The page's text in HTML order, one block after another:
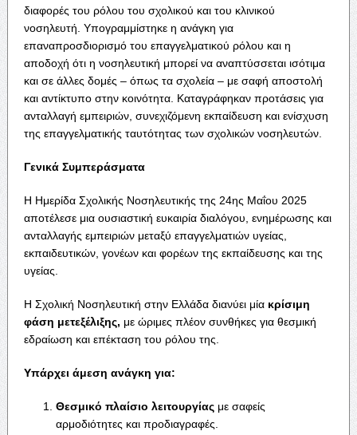
διαφορές του ρόλου του σχολικού και του κλινικού
νοσηλευτή. Υπογραμμίστηκε η ανάγκη για
επαναπροσδιορισμό του επαγγελματικού ρόλου και η
αποδοχή ότι η νοσηλευτική μπορεί να αναπτύσσεται ισότιμα
και σε άλλες δομές – όπως τα σχολεία – με σαφή αποστολή
και αντίκτυπο στην κοινότητα. Καταγράφηκαν προτάσεις για
ανταλλαγή εμπειριών, συνεχιζόμενη εκπαίδευση και ενίσχυση
της επαγγελματικής ταυτότητας των σχολικών νοσηλευτών.
Γενικά Συμπεράσματα
Η Ημερίδα Σχολικής Νοσηλευτικής της 24ης Μαΐου 2025
αποτέλεσε μια ουσιαστική ευκαιρία διαλόγου, ενημέρωσης και
ανταλλαγής εμπειριών μεταξύ επαγγελματιών υγείας,
εκπαιδευτικών, γονέων και φορέων της εκπαίδευσης και της
υγείας.
Η Σχολική Νοσηλευτική στην Ελλάδα διανύει μία κρίσιμη
φάση μετεξέλιξης, με ώριμες πλέον συνθήκες για θεσμική
εδραίωση και επέκταση του ρόλου της.
Υπάρχει άμεση ανάγκη για:
Θεσμικό πλαίσιο λειτουργίαςμε σαφείς
αρμοδιότητες και προδιαγραφές.